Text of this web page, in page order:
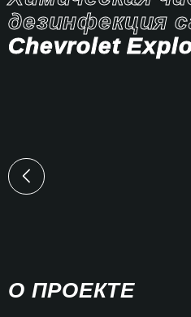
дезинфекция
Chevrolet
О ПРОЕКТЕ